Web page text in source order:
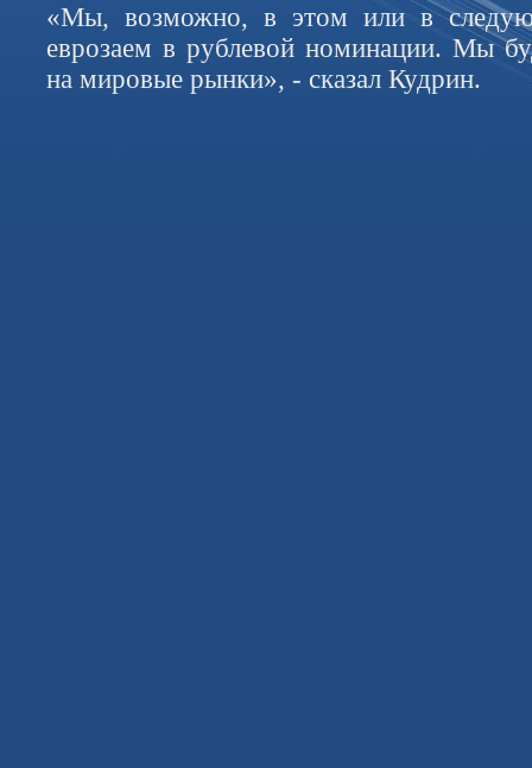
«Мы, возможно, в этом или в
еврозаем в рублевой номинации. Мы
на мировые рынки», - сказал Кудрин.